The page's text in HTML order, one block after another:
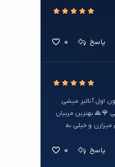
پاسخ 0
اول آنالیز میشی
🌹🙏 بهترین مربیان
میزارن و خیلی به
پاسخ 0